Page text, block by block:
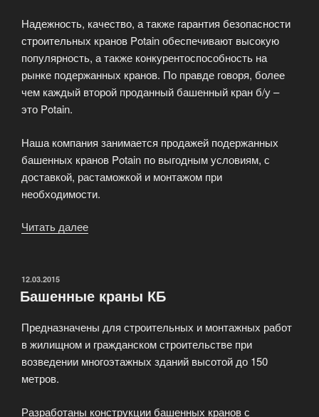
Надежность, качество, а также гарантия безопасности
строительных кранов Potain обеспечивают высокую
популярность, а также конкурентоспособность на
рынке подержанных кранов. По правде говоря, более
чем каждый второй проданный башенный кран б/у –
это Potain.
Наша компания занимается продажей подержанных
башенных кранов Potain по выгодным условиям, с
доставкой, растаможкой и монтажом при
необходимости.
Читать далее
ОПУБЛИКОВАНО
12.03.2015
Башенные краны КБ
Предназначены для строительных и монтажных работ
в жилищном и гражданском строительстве при
возведении многоэтажных зданий высотой до 150
метров.
Разработаны конструкции башенных кранов с